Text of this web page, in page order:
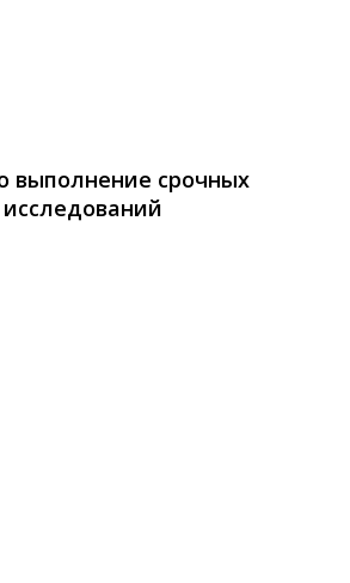
выполнение срочных